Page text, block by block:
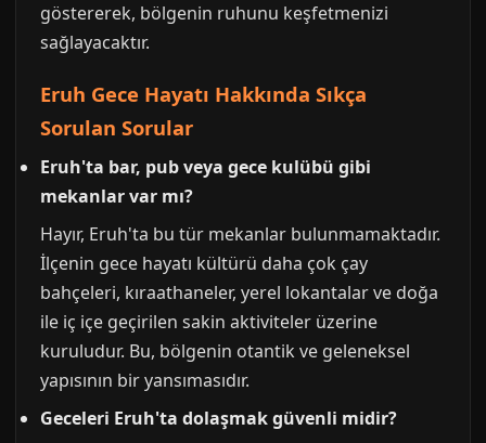
göstererek, bölgenin ruhunu keşfetmenizi
sağlayacaktır.
Eruh Gece Hayatı Hakkında Sıkça
Sorulan Sorular
Eruh'ta bar, pub veya gece kulübü gibi
mekanlar var mı?
Hayır, Eruh'ta bu tür mekanlar bulunmamaktadır.
İlçenin gece hayatı kültürü daha çok çay
bahçeleri, kıraathaneler, yerel lokantalar ve doğa
ile iç içe geçirilen sakin aktiviteler üzerine
kuruludur. Bu, bölgenin otantik ve geleneksel
yapısının bir yansımasıdır.
Geceleri Eruh'ta dolaşmak güvenli midir?